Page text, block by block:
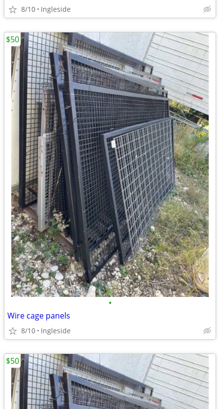
8/10 Ingleside
•
Wire cage panels
8/10 Ingleside
$50
$50